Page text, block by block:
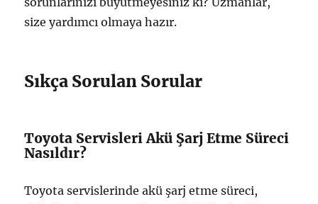
size yardımcı olmaya hazır.
Sıkça Sorulan Sorular
Toyota Servisleri Akü Şarj Etme Süreci
Nasıldır?
Toyota servislerinde akü şarj etme süreci,